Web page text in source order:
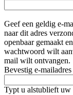
Geef een geldig e-
naar dit adres
openbaar gemaakt
wachtwoord wilt
mail wilt ontvangen.
Bevestig e-mailadres
Typt u alstublieft uw